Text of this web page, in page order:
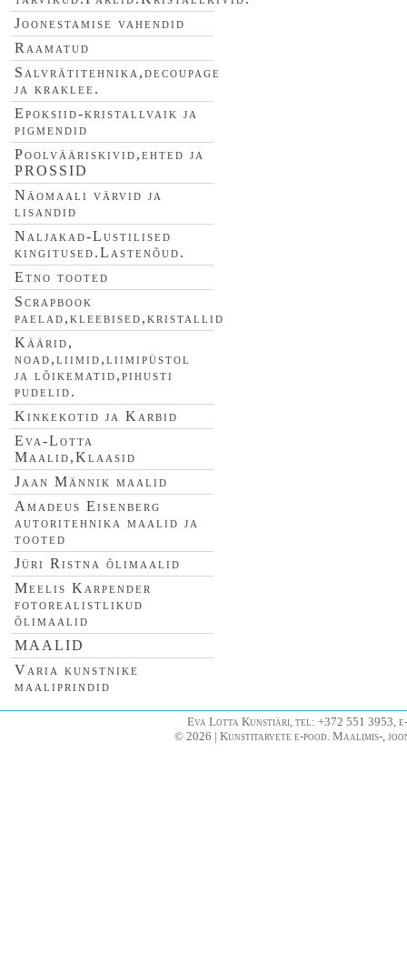
Joonestamise vahendid
Raamatud
Salvrätitehnika,decoupage
ja kraklee.
Epoksiid-kristallvaik ja
pigmendid
Poolvääriskivid,ehted ja
PROSSID
Näomaali värvid ja
lisandid
Naljakad-Lustilised
kingitused.Lastenõud.
Etno tooted
Scrapbook
paelad,kleebised,kristallid
Käärid,
noad,liimid,liimipüstol
ja lõikematid,pihusti
pudelid.
Kinkekotid ja Karbid
Eva-Lotta
Maalid,Klaasid
Jaan Männik maalid
Amadeus Eisenberg
autoritehnika maalid ja
tooted
Jüri Ristna õlimaalid
Meelis Karpender
fotorealistlikud
õlimaalid
MAALID
Varia kunstnike
maaliprindid
Eva Lotta Kunstiäri, tel: +372 551 3953,
© 2026 | Kunstitarvete e-pood. Maalimis-,